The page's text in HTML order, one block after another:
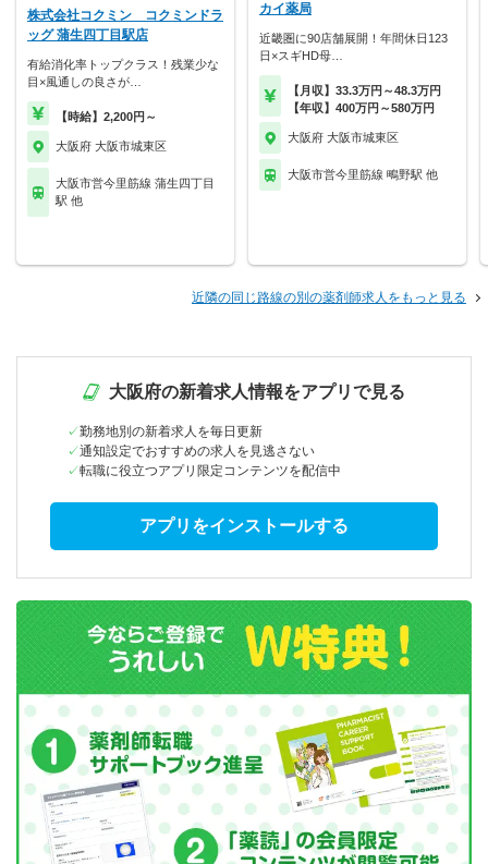
株式会社コクミン コクミンドラ
ッグ 蒲生四丁目駅店
有給消化率トップクラス！残業少な
目×風通しの良さが…
【時給】2,200円～
大阪府 大阪市城東区
大阪市営今里筋線 蒲生四丁目
駅 他
カイ薬局
近畿圏に90店舗展開！年間休日123
日×スギHD母…
【月収】33.3万円～48.3万円
【年収】400万円～580万円
大阪府 大阪市城東区
大阪市営今里筋線 鴫野駅 他
近隣の同じ路線の別の薬剤師求人をもっと見る
大阪府の新着求人情報をアプリで見る
勤務地別の新着求人を毎日更新
通知設定でおすすめの求人を見逃さない
転職に役立つアプリ限定コンテンツを配信中
アプリをインストールする